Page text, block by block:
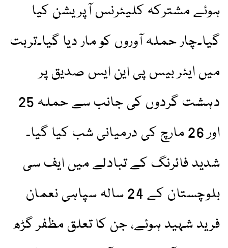
ہوئے مشترکہ کلیئرنس آپریشن کیا
گیا۔چار حملہ آوروں کو مار دیا گیا۔تربت
میں ایئر بیس پی این ایس صدیق پر
دہشت گردوں کی جانب سے حملہ 25
اور 26 مارچ کی درمیانی شب کیا گیا۔
شدید فائرنگ کے تبادلے میں ایف سی
بلوچستان کے 24 سالہ سپاہی نعمان
فرید شہید ہوئے، جن کا تعلق مظفر گڑھ